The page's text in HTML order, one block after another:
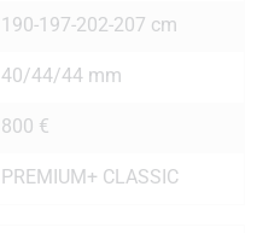
190-197-202-207 cm
40/44/44 mm
800 €
PREMIUM+ CLASSIC